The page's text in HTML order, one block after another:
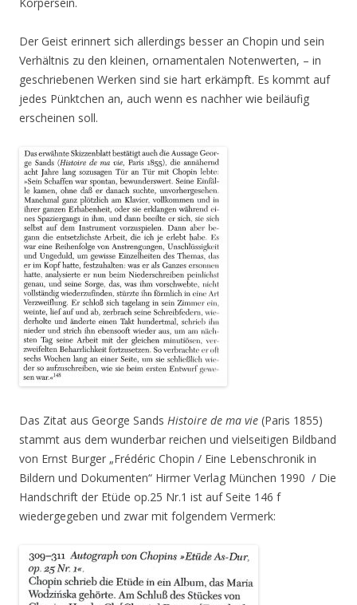
Der Geist erinnert sich allerdings besser an Chopin und sein
Verhältnis zu den kleinen, ornamentalen Notenwerten, – in
geschriebenen Werken sind sie hart erkämpft. Es kommt auf
jedes Pünktchen an, auch wenn es nachher wie beiläufig
erscheinen soll.
Das Zitat aus George Sands Histoire de ma vie (Paris 1855)
stammt aus dem wunderbar reichen und vielseitigen Bildband
von Ernst Burger „Frédéric Chopin / Eine Lebenschronik in
Bildern und Dokumenten“ Hirmer Verlag München 1990 / Die
Handschrift der Etüde op.25 Nr.1 ist auf Seite 146 f
wiedergegeben und zwar mit folgendem Vermerk: